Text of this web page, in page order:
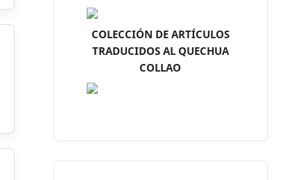
COLECCIÓN DE ARTÍCULOS
TRADUCIDOS AL QUECHUA
COLLAO